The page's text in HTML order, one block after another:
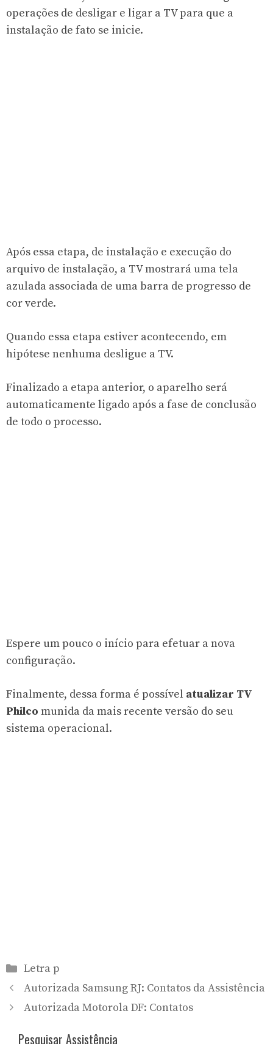
operações de desligar e ligar a TV para que a
instalação de fato se inicie.
Após essa etapa, de instalação e execução do
arquivo de instalação, a TV mostrará uma tela
azulada associada de uma barra de progresso de
cor verde.
Quando essa etapa estiver acontecendo, em
hipótese nenhuma desligue a TV.
Finalizado a etapa anterior, o aparelho será
automaticamente ligado após a fase de conclusão
de todo o processo.
Espere um pouco o início para efetuar a nova
configuração.
Finalmente, dessa forma é possível atualizar TV
Philco munida da mais recente versão do seu
sistema operacional.
Categorias
Letra p
Autorizada Samsung RJ: Contatos da Assistência
Autorizada Motorola DF: Contatos
Pesquisar Assistência